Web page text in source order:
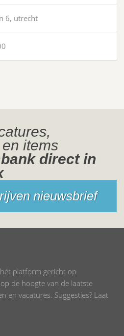
6, utrecht
items
direct in
nieuwsbrief
platform gericht op
de hoogte van de laatste
en vacatures. Suggesties? Laat